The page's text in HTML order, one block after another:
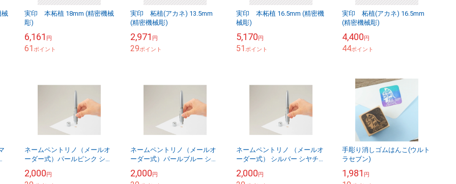
械
実印 本柘植 18mm (精密機械
彫)
6,161 円
61ポイント
実印 柘植(アカネ) 13.5mm
(精密機械彫)
2,971 円
29ポイント
実印 本柘植 16.5mm (精密機
械彫)
5,170円
51ポイント
実印 柘植(アカネ) 16.5mm
(精密機械彫)
4,400円
44ポイント
ネームペントリノ（メールオ
ーダー式）パールピンク シヤ
2,000円
ネームペントリノ（メールオ
ーダー式）パールブルー シヤ
2,000円
ネームペントリノ （メールオ
ーダー式） シルバー シヤチハ
2,000円
手彫り消しゴムはんこ(ウルト
ラセブン)
1,981 円